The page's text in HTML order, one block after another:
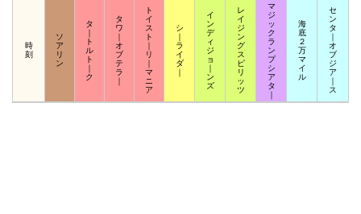
時
刻
ソ
ア
リ
ン
タ
｜
ト
ル
ト
｜
ク
タ
ワ
｜
オ
ブ
テ
ラ
｜
ト
イ
ス
ト
｜
リ
｜
マ
ニ
ア
シ
｜
ラ
イ
ダ
｜
イ
ン
デ
ィ
ジ
ョ
｜
ン
ズ
レ
イ
ジ
ン
グ
ス
ピ
リ
ッ
ツ
マ
ジ
ッ
ク
ラ
ン
プ
シ
ア
タ
｜
海
底
２
万
マ
イ
ル
セ
ン
タ
｜
オ
ブ
ジ
ア
｜
ス